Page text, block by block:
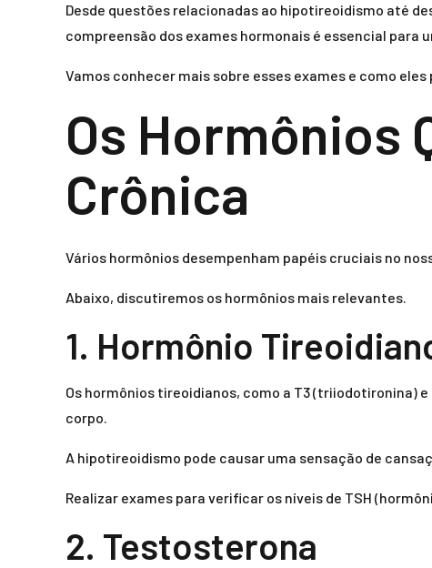
Desde questões relacionadas ao hipotireoidismo até
compreensão dos exames hormonais é essencial
Vamos conhecer mais sobre esses exames e como
Os Hormônios
Crônica
Vários hormônios desempenham papéis cruciais no
Abaixo, discutiremos os hormônios mais relevantes.
1. Hormônio
Os hormônios tireoidianos, como a T3 (triiodotironina)
corpo.
A hipotireoidismo pode causar uma sensação de
Realizar exames para verificar os níveis de TSH
2. Testosterona